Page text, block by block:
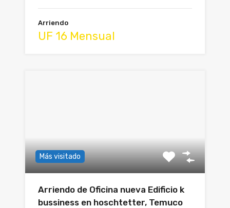
Arriendo
UF 16 Mensual
Más visitado
Arriendo de Oficina nueva Edificio k
bussiness en hoschtetter, Temuco